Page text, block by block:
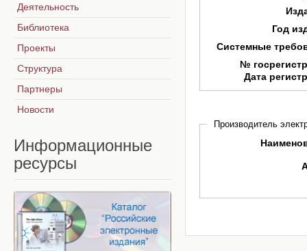
Год
Системные
№
Дата
Производитель
Деятельность
Библиотека
Проекты
Структура
Партнеры
Новости
Информационные
ресурсы